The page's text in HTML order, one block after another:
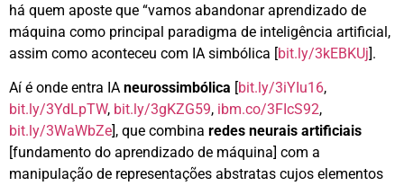
há quem aposte que “vamos abandonar aprendizado de
máquina como principal paradigma de inteligência artificial,
assim como aconteceu com IA simbólica [bit.ly/3kEBKUj].
Aí é onde entra IA neurossimbólica [bit.ly/3iYIu16,
bit.ly/3YdLpTW, bit.ly/3gKZG59, ibm.co/3FIcS92,
bit.ly/3WaWbZe], que combina redes neurais artificiais
[fundamento do aprendizado de máquina] com a
manipulação de representações abstratas cujos elementos